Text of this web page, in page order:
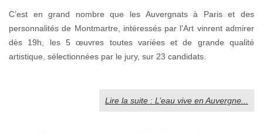
C’est en grand nombre que les Auvergnats à Paris et des
personnalités de Montmartre, intéressés par l’Art vinrent admirer
dès 19h, les 5 œuvres toutes variées et de grande qualité
artistique, sélectionnées par le jury, sur 23 candidats.
Lire la suite : L’eau vive en Auvergne...